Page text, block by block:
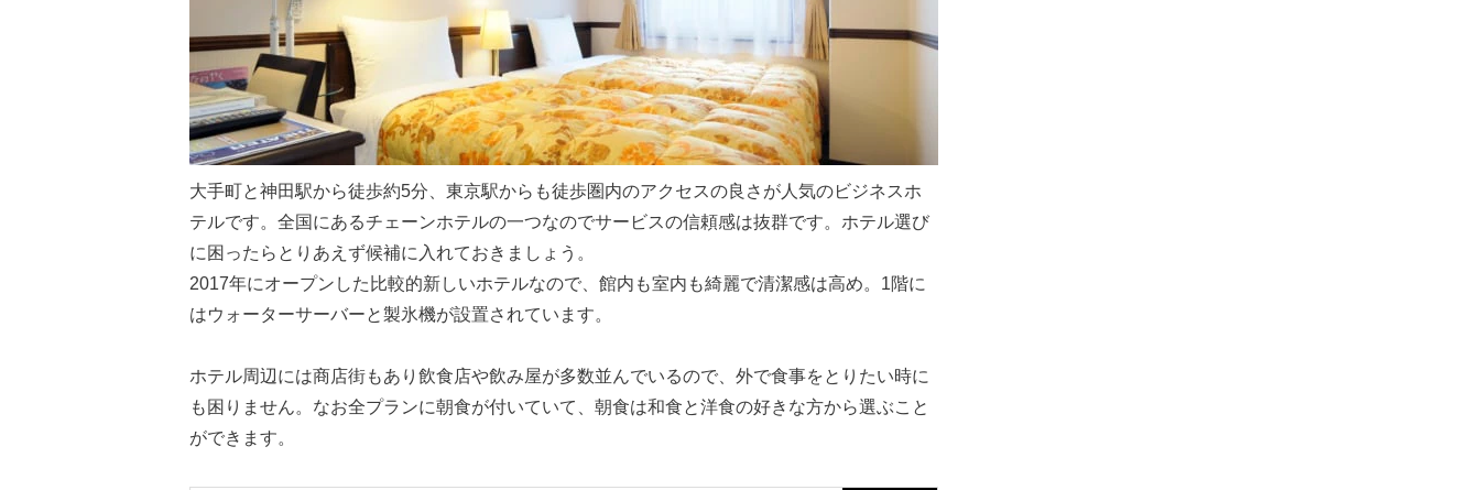
大手町と神田駅から徒歩約5分、東京駅からも徒歩圏内のアクセスの良さが人気のビジネスホ
テルです。全国にあるチェーンホテルの一つなのでサービスの信頼感は抜群です。ホテル選び
に困ったらとりあえず候補に入れておきましょう。
2017年にオープンした比較的新しいホテルなので、館内も室内も綺麗で清潔感は高め。1階に
はウォーターサーバーと製氷機が設置されています。
ホテル周辺には商店街もあり飲食店や飲み屋が多数並んでいるので、外で食事をとりたい時に
も困りません。なお全プランに朝食が付いていて、朝食は和食と洋食の好きな方から選ぶこと
ができます。